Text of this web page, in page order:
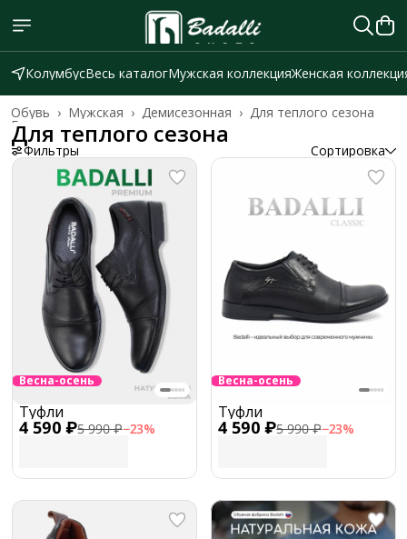
КолумбусВесь каталогМужская коллекцияЖенская
Для теплого сезона
Демисезонная ›
Мужская ›
Обувь ›
Главная
Для теплого сезона
Фильтры Сортировка
Весна-осень
4 590 ₽5 990 ₽−23%
Туфли
Весна-осень
4 590 ₽5 990 ₽−23%
Туфли